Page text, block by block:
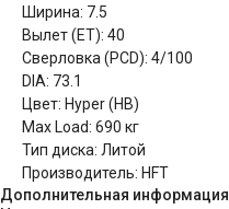
Ширина: 7.5
Вылет (ET): 40
Сверловка (PCD): 4/100
DIA: 73.1
Цвет: Hyper (HB)
Max Load: 690 кг
Тип диска: Литой
Производитель: HFT
Дополнительная информация